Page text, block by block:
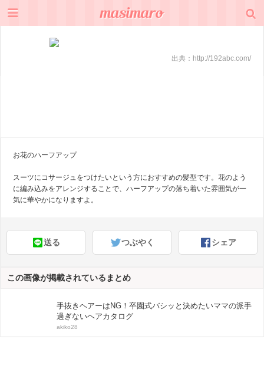
出典： http://192abc.com/
お花のハーフアップ
スーツにコサージュをつけたいという方におすすめの髪型です。花のよう
に編み込みをアレンジすることで、ハーフアップの落ち着いた雰囲気が一
気に華やかになりますよ。
送る つぶやく シェア
この画像が掲載されているまとめ
手抜きヘアーはNG！卒園式バシッと決めたいママの派手
過ぎないヘアカタログ
akiko28